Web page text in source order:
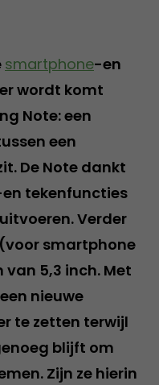
smartphone-en
wordt komt
Note: een
een
De Note dankt
tekenfuncties
Verder
smartphone
5,3 inch. Met
nieuwe
te zetten terwijl
blijft om
Zijn ze hierin